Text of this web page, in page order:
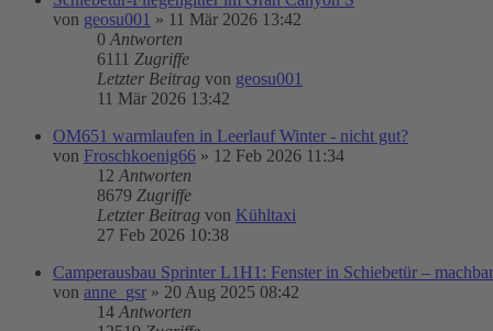
von geosu001 » 11 Mär 2026 13:42
0 Antworten
6111 Zugriffe
Letzter Beitrag von geosu001
11 Mär 2026 13:42
OM651 warmlaufen in Leerlauf Winter - nicht gut?
von Froschkoenig66 » 12 Feb 2026 11:34
12 Antworten
8679 Zugriffe
Letzter Beitrag von Kühltaxi
27 Feb 2026 10:38
Camperausbau Sprinter L1H1: Fenster in Schiebetür –
von anne_gsr » 20 Aug 2025 08:42
14 Antworten